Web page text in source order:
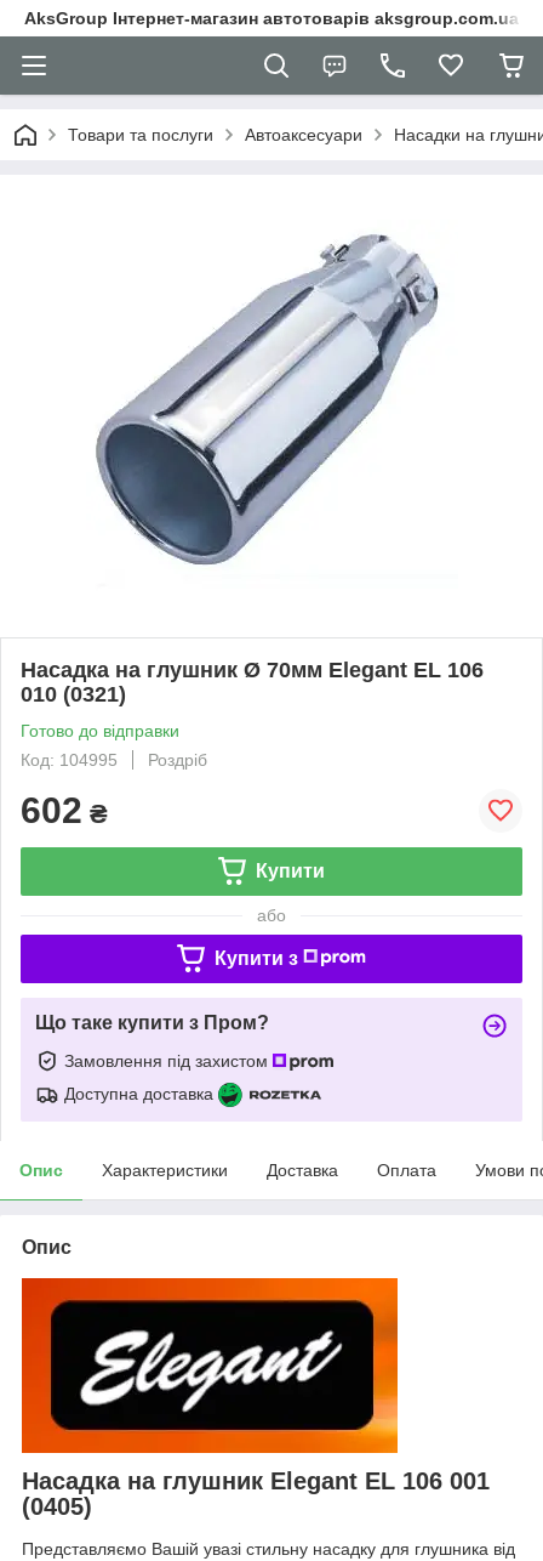
AksGroup Інтернет-магазин автотоварів aksgroup.com.ua
Товари та послуги Автоаксесуари Насадки на
Насадка на глушник Ø 70мм Elegant EL 106
010 (0321)
Готово до відправки
Код: 104995
Роздріб
602 ₴
Купити
або
Купити з
Що таке купити з Пром?
Замовлення під захистом
Доступна доставка
Опис Характеристики Доставка Оплата Умови
Опис
Насадка на глушник Elegant EL 106 001
(0405)
Представляємо Вашій увазі стильну насадку для глушника від